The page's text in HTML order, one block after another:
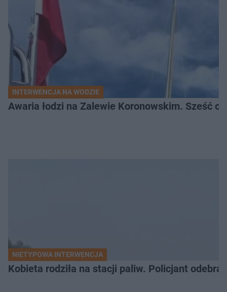
INTERWENCJA NA WODZIE
Awaria łodzi na Zalewie Koronowskim. Sześć
NIETYPOWA INTERWENCJA
Kobieta rodziła na stacji paliw. Policjant